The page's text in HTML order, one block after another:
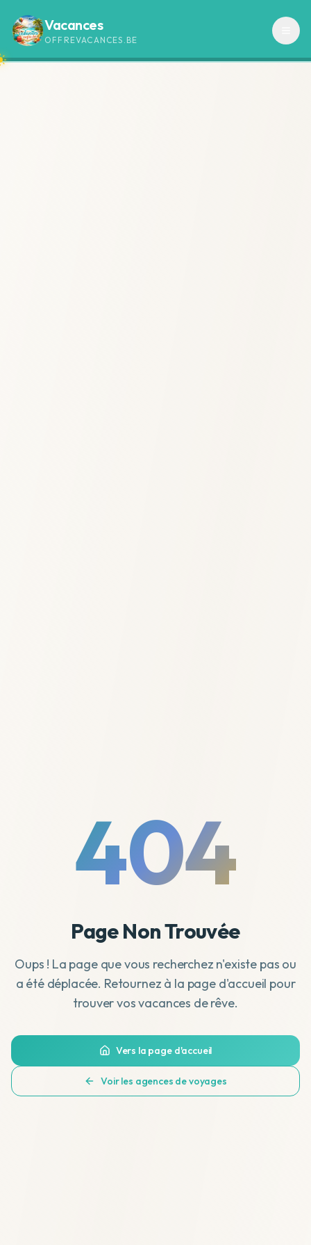
Vacances
OFFREVACANCES.BE
404
Page Non Trouvée
Oups ! La page que vous recherchez n'existe pas ou
a été déplacée. Retournez à la page d'accueil pour
trouver vos vacances de rêve.
Vers la page d'accueil
Voir les agences de voyages